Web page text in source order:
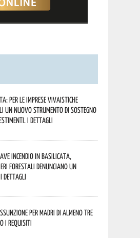
per le imprese vivaistiche
un nuovo strumento di sostegno
I dettagli
incendio in Basilicata,
forestali denunciano un
I dettagli
per madri di almeno tre
i requisiti